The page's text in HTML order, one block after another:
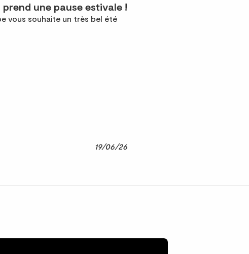
prend une pause estivale !
vous souhaite un très bel été
19/06/26